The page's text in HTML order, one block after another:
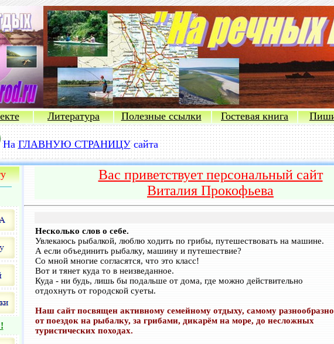
Литература Полезные ссылки Гостевая книга
На ГЛАВНУЮ СТРАНИЦУ сайта
Вас приветствуетперсональный сайт
Виталия Прокофьева
Несколько слов о себе.
Увлекаюсь рыбалкой, люблю ходить по грибы, путешествовать на машине.
А если объединить рыбалку, машину и путешествие?
Со мной многие согласятся, что это класс!
Вот и тянет куда то в неизведанное.
Куда - ни будь, лишь бы подальше от дома, где можно действительно
отдохнуть от городской суеты.
Наш сайт посвящен активному семейному отдыху, самому
от поездок на рыбалку, за грибами, дикарём на море, до несложных
туристических походах.